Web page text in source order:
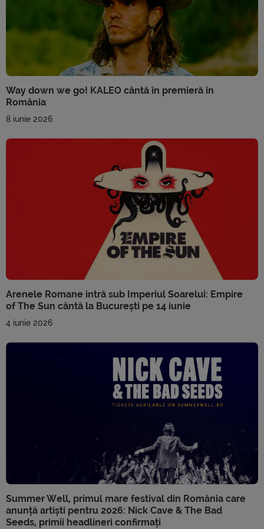
Way down we go! KALEO cântă în premieră în
România
8 iunie 2026
Arenele Romane intră sub Imperiul Soarelui: Empire
of The Sun cântă la București pe 14 iunie
4 iunie 2026
Summer Well, primul mare festival din România care
anunță artiști pentru 2026: Nick Cave & The Bad
Seeds, primii headlineri confirmați